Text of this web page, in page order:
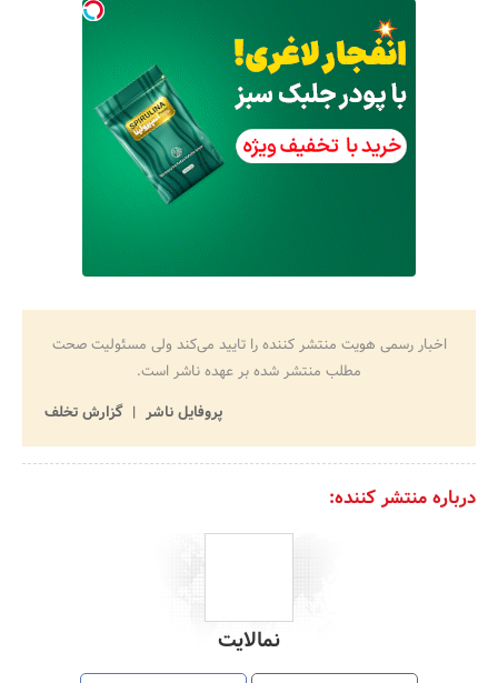
اخبار رسمی هویت منتشر کننده را تایید می‌کند ولی مسئولیت صحت
مطلب منتشر شده بر عهده ناشر است.
پروفایل ناشر
گزارش تخلف
درباره منتشر کننده:
نمالایت